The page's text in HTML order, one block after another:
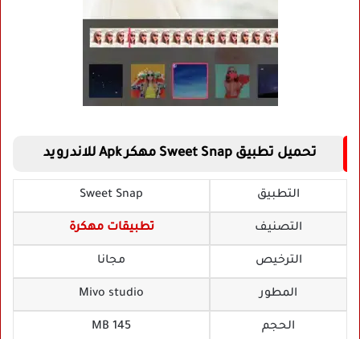
تحميل تطبيق Sweet Snap مهكر Apk للاندرويد
التطبيق Sweet Snap
التصنيف تطبيقات مهكرة
الترخيص مجانا
المطور Mivo studio‏
الحجم 145 MB